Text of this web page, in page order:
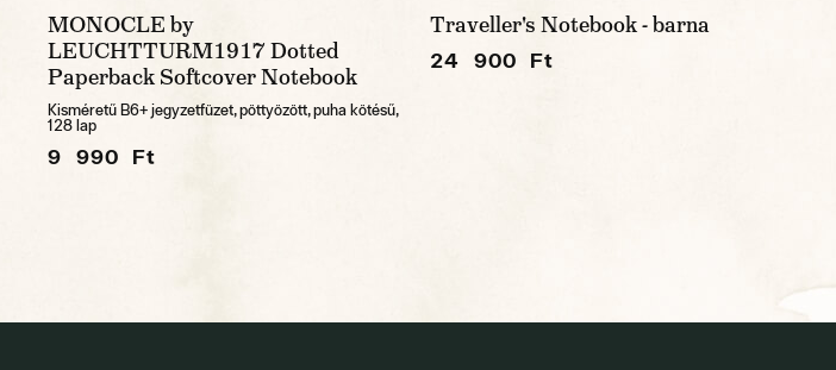
MONOCLE by
LEUCHTTURM1917 Dotted
Paperback Softcover Notebook
Kisméretű B6+ jegyzetfüzet, pöttyözött, puha kötésű,
128 lap
9 990 Ft
Traveller's Notebook - barna
24 900 Ft